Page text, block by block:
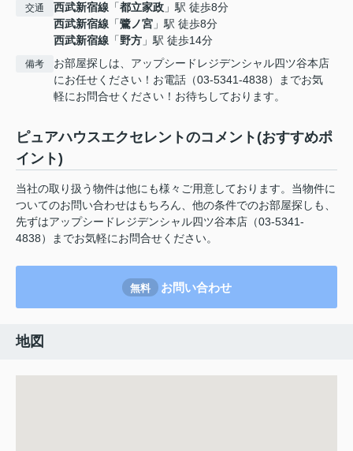
交通 西武新宿線 「都立家政 」駅 徒歩8分
西武新宿線 「鷺ノ宮 」駅 徒歩8分
西武新宿線 「野方 」駅 徒歩14分
備考
お部屋探しは、アップシードレジデンシャル四ツ谷本店
にお任せください！お電話（03-5341-4838）までお気
軽にお問合せください！お待ちしております。
ピュアハウスエクセレントのコメント(おすすめポ
イント)
当社の取り扱う物件は他にも様々ご用意しております。当物件に
ついてのお問い合わせはもちろん、他の条件でのお部屋探しも、
先ずはアップシードレジデンシャル四ツ谷本店（03-5341-
4838）までお気軽にお問合せください。
無料 お問い合わせ
地図